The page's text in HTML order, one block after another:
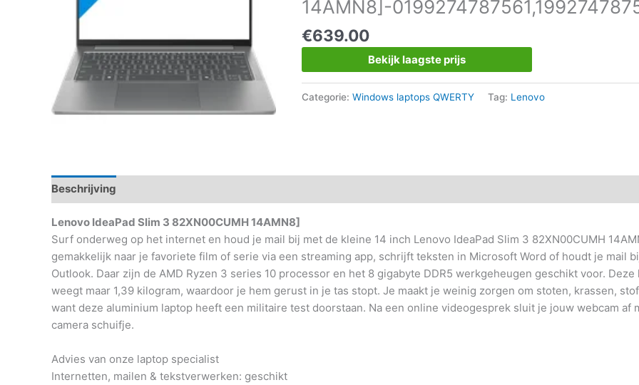
14AMN8]-
€639.00
Bekijk laagste prijs
Categorie: Windows laptops QWERTY Tag: Lenovo
Beschrijving
Lenovo IdeaPad Slim 3 82XN00CUMH 14AMN8]
Surf onderweg op het internet en houd je mail bij met de kleine 14 inch Lenovo IdeaPad Slim 3 82XN00CUMH
gemakkelijk naar je favoriete film of serie via een streaming app, schrijft teksten in Microsoft Word of houdt je mail
Outlook. Daar zijn de AMD Ryzen 3 series 10 processor en het 8 gigabyte DDR5 werkgeheugen geschikt voor. Deze
weegt maar 1,39 kilogram, waardoor je hem gerust in je tas stopt. Je maakt je weinig zorgen om stoten, krassen,
want deze aluminium laptop heeft een militaire test doorstaan. Na een online videogesprek sluit je jouw webcam af
camera schuifje.
Advies van onze laptop specialist
Internetten, mailen & tekstverwerken: geschikt